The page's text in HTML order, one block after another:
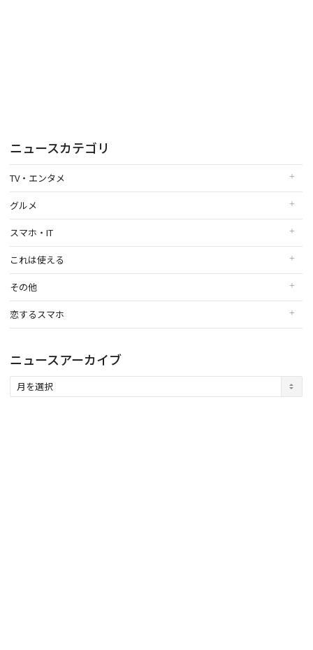
ニュースカテゴリ
TV・エンタメ
グルメ
スマホ・IT
これは使える
その他
恋するスマホ
ニュースアーカイブ
ュ